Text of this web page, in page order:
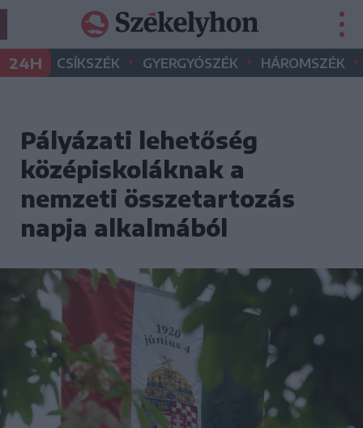
24H CSÍKSZÉK • GYERGYÓSZÉK • HÁROMSZÉK •
Pályázati lehetőség
középiskoláknak a
nemzeti összetartozás
napja alkalmából